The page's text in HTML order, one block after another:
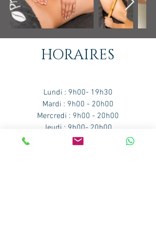
HORAIRES
Lundi : 9h00- 19h30
Mardi : 9h00 - 20h00
Mercredi : 9h00 - 20h00
Jeudi : 9h00- 20h00
Vendredi : 9h00 - 19h00 ​​